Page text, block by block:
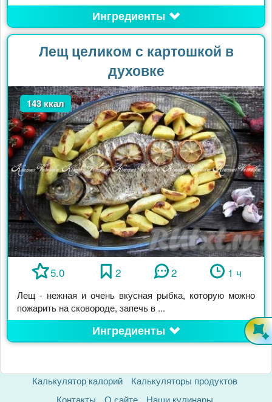
Ингредиенты
Лещ целиком с картошкой в
духовке
143 ккал
5.0 2 2 1 ч
Лещ - нежная и очень вкусная рыбка, которую можно
пожарить на сковороде, запечь в ...
Ингредиенты
Калькулятор калорий
Калькуляторы продуктов